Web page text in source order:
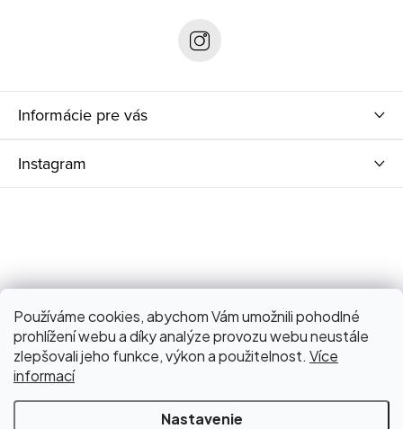
Používáme cookies, abychom Vám umožnili pohodlné
prohlížení webu a díky analýze provozu webu neustále
zlepšovali jeho funkce, výkon a použitelnost. Více
informací
Nastavenie
Informácie pre vás
Instagram